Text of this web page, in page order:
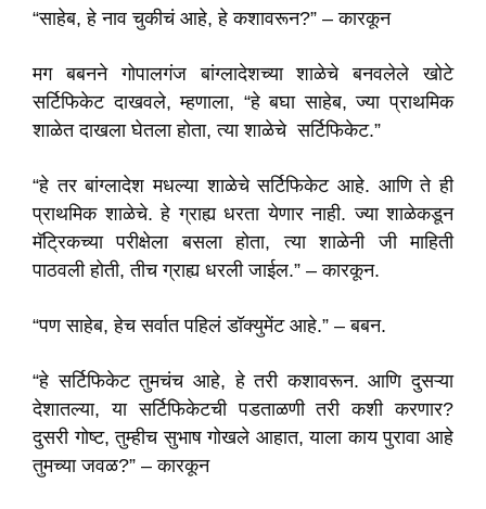
“साहेब, हे नाव चुकीचं आहे, हे कशावरून?” – कारकून
मग बबनने गोपालगंज बांग्लादेशच्या शाळेचे बनवलेले खोटे
सर्टिफिकेट दाखवले, म्हणाला, “हे बघा साहेब, ज्या प्राथमिक
शाळेत दाखला घेतला होता, त्या शाळेचे सर्टिफिकेट.”
“हे तर बांग्लादेश मधल्या शाळेचे सर्टिफिकेट आहे. आणि ते ही
प्राथमिक शाळेचे. हे ग्राह्य धरता येणार नाही. ज्या शाळेकडून
मॅट्रिकच्या परीक्षेला बसला होता, त्या शाळेनी जी माहिती
पाठवली होती, तीच ग्राह्य धरली जाईल.” – कारकून.
“पण साहेब, हेच सर्वात पहिलं डॉक्युमेंट आहे.” – बबन.
“हे सर्टिफिकेट तुमचंच आहे, हे तरी कशावरून. आणि दुसऱ्या
देशातल्या, या सर्टिफिकेटची पडताळणी तरी कशी करणार?
दुसरी गोष्ट, तुम्हीच सुभाष गोखले आहात, याला काय पुरावा आहे
तुमच्या जवळ?” – कारकून